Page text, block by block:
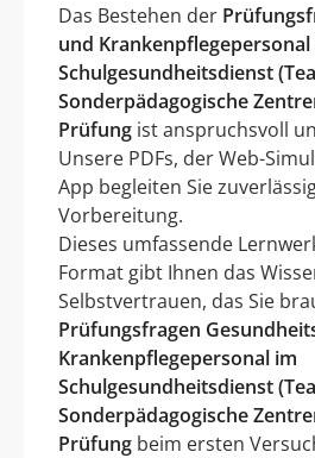
Das Bestehen der
und Krankenpflegepersonal
Schulgesundheitsdienst
Sonderpädagogische
Prüfung ist anspruchsvoll
Unsere PDFs, der Web-
App begleiten Sie
Vorbereitung.
Dieses umfassende
Format gibt Ihnen das
Selbstvertrauen, das Sie
Prüfungsfragen
Krankenpflegepersonal im
Schulgesundheitsdienst
Sonderpädagogische
Prüfung beim ersten